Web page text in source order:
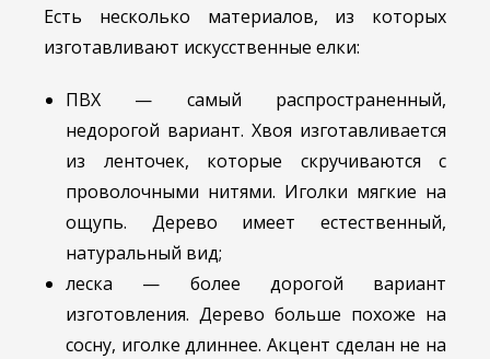
Есть несколько материалов, из которых
изготавливают искусственные елки:
ПВХ — самый распространенный,
недорогой вариант. Хвоя изготавливается
из ленточек, которые скручиваются с
проволочными нитями. Иголки мягкие на
ощупь. Дерево имеет естественный,
натуральный вид;
леска — более дорогой вариант
изготовления. Дерево больше похоже на
сосну, иголке длиннее. Акцент сделан не на